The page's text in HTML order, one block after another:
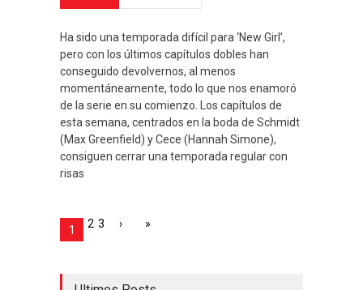
Ha sido una temporada difícil para ‘New Girl’,
pero con los últimos capítulos dobles han
conseguido devolvernos, al menos
momentáneamente, todo lo que nos enamoró
de la serie en su comienzo. Los capítulos de
esta semana, centrados en la boda de Schmidt
(Max Greenfield) y Cece (Hannah Simone),
consiguen cerrar una temporada regular con
risas
1 2 3 › »